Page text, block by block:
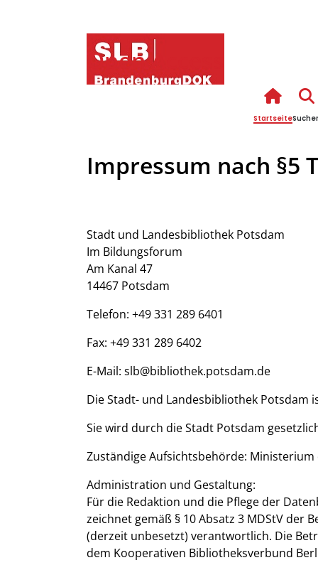
Open Access
Startseite
Impressum nach §5
Stadt und Landesbibliothek Potsdam
Im Bildungsforum
Am Kanal 47
14467 Potsdam
Telefon: +49 331 289 6401
Fax: +49 331 289 6402
E-Mail: slb@bibliothek.potsdam.de
Die Stadt- und Landesbibliothek Potsdam
Sie wird durch die Stadt Potsdam
Zuständige Aufsichtsbehörde:
Administration und Gestaltung:
Für die Redaktion und die Pflege der
zeichnet gemäß § 10 Absatz 3 MDStV der
(derzeit unbesetzt) verantwortlich. Die
dem Kooperativen Bibliotheksverbund